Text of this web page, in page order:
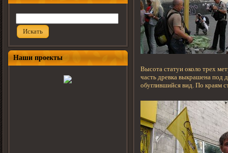
Искать
Наши проекты
Высота статуи около трех
часть древка выкрашена под
обуглившийся вид. По краям